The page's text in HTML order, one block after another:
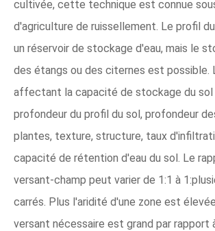
cultivée, cette technique est connue
d'agriculture de ruissellement. Le profil
un réservoir de stockage d'eau, mais le
des étangs ou des citernes est possible.
affectant la capacité de stockage du sol
profondeur du profil du sol, profondeur
plantes, texture, structure, taux
capacité de rétention d'eau du sol. Le
versant-champ peut varier de 1:1 à
carrés. Plus l'aridité d'une zone est
versant nécessaire est grand par rapport